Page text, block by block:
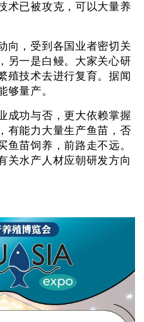
术已被攻克，可以大量养
向，受到各国业者密切关
另一是白鳗。大家关心研
殖技术去进行复育。据闻
够量产。
成功与否，更大依赖掌握
有能力大量生产鱼苗，否
鱼苗饲养，前路走不远。
关水产人材应朝研发方向